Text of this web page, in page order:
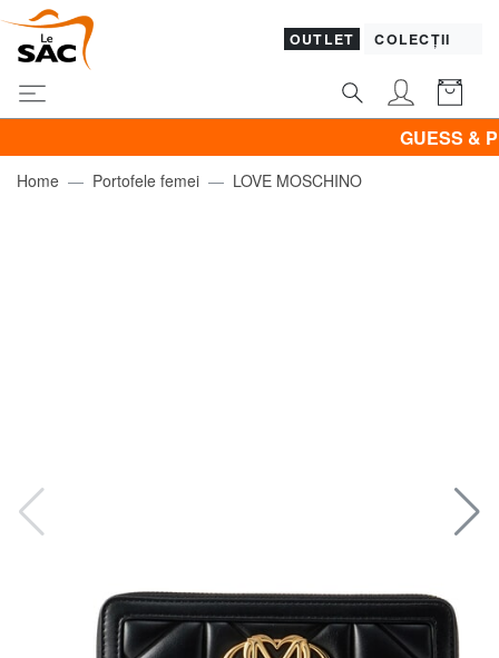
OUTLET COLECȚII
GUESS &
Home Portofele femei LOVE MOSCHINO